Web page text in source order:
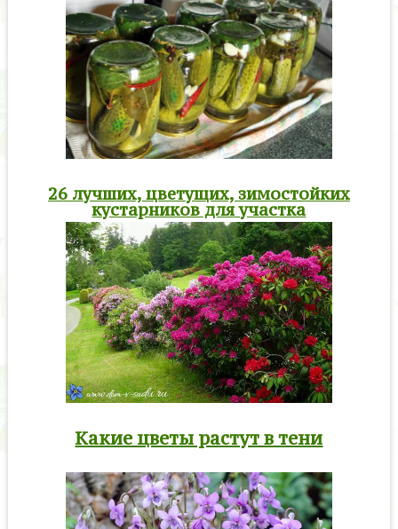
26 лучших, цветущих, зимостойких
кустарников для участка
Какие цветы растут в тени